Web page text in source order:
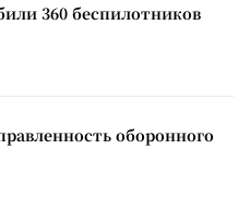
360 беспилотников
оборонного